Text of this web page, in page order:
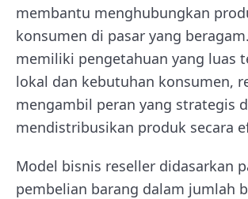
membantu menghubungkan
konsumen di pasar yang
memiliki pengetahuan yang luas
lokal dan kebutuhan konsumen,
mengambil peran yang strategis
mendistribusikan produk secara
Model bisnis reseller didasarkan
pembelian barang dalam jumlah